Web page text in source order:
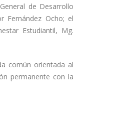
de Desarrollo
Fernández Ocho; el
Estudiantil, Mg.
común orientada al
permanente con la